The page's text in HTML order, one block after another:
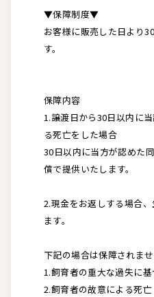
▼保障制度▼
お客様に販売した日より
す。
保障内容
1.譲渡日から30日以内に
る死亡をした場合
30日以内に当方が認めた
償で提供いたします。
2.現金をお返しする場合
ます。
下記の場合は保障されませ
1.飼育者の重大な過失に
2.飼育者の故意による死亡